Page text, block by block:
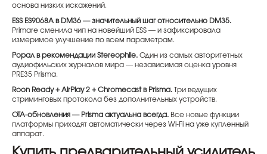
основа низких искажений.
ESS ES9068A в DM36 — значительный шаг относительно DM35.
Primare сменила чип на новейший ESS — и зафиксировала
измеримое улучшение по всем параметрам.
Popал в рекомендации Stereophile. Один из самых авторитетных
аудиофильских журналов мира — независимая оценка уровня
PRE35 Prisma.
Roon Ready + AirPlay 2 + Chromecast в Prisma. Три ведущих
стриминговых протокола без дополнительных устройств.
OTA-обновления — Prisma актуальна всегда. Все новые функции
платформы приходят автоматически через Wi-Fi на уже купленный
аппарат.